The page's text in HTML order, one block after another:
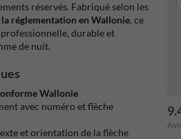
réservés. Fabriqué selon les
réglementation en Wallonie, ce
durable et
de nuit.
Wallonie
avec numéro et flèche
et orientation de la flèche